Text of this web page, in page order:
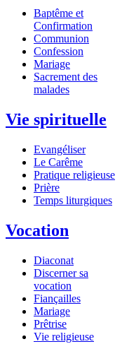
Baptême et
Confirmation
Communion
Confession
Mariage
Sacrement des
malades
Vie spirituelle
Evangéliser
Le Carême
Pratique religieuse
Prière
Temps liturgiques
Vocation
Diaconat
Discerner sa
vocation
Fiançailles
Mariage
Prêtrise
Vie religieuse